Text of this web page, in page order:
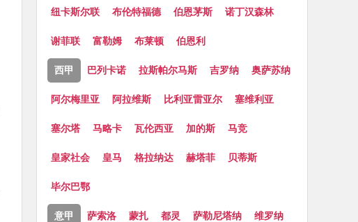
纽卡斯尔联 布伦特福德 伯恩茅斯 诺丁汉森林
谢菲联 富勒姆 布莱顿 伯恩利
西甲 巴列卡诺 拉斯帕尔马斯 吉罗纳 奥萨苏纳
阿尔梅里亚 阿拉维斯 比利亚雷亚尔 塞维利亚
塞尔塔 马略卡 瓦伦西亚 加的斯 马竞
皇家社会 皇马 格拉纳达 赫塔菲 贝蒂斯
毕尔巴鄂
意甲 萨索洛 蒙扎 都灵 萨勒尼塔纳 维罗纳